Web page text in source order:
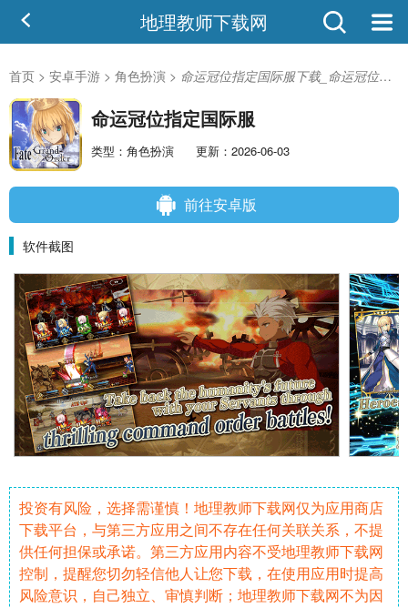
地理教师下载网
首页 > 安卓手游 > 角色扮演 > 命运冠位指定国际服下载_命运冠位指定国际服安卓版
命运冠位指定国际服
类型：角色扮演 更新：2026-06-03
前往安卓版
软件截图
投资有风险，选择需谨慎！地理教师下载网仅为应用商店
下载平台，与第三方应用之间不存在任何关联关系，不提
供任何担保或承诺。第三方应用内容不受地理教师下载网
控制，提醒您切勿轻信他人让您下载，在使用应用时提高
风险意识，自己独立、审慎判断；地理教师下载网不为因